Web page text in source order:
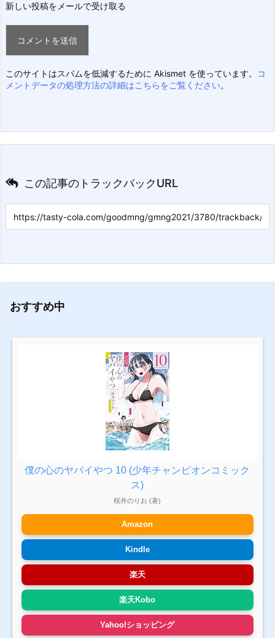
新しい投稿をメールで受け取る
このサイトはスパムを低減するために Akismet を使っています。
コ
メントデータの処理方法の詳細はこちらをご覧ください。
この記事のトラックバックURL
おすすめ中
僕の心のヤバイやつ 10 (少年チャンピオンコミック
ス)
桜井のりお (著)
Amazon
Kindle
楽天
楽天Kobo
Yahoo!ショッピング